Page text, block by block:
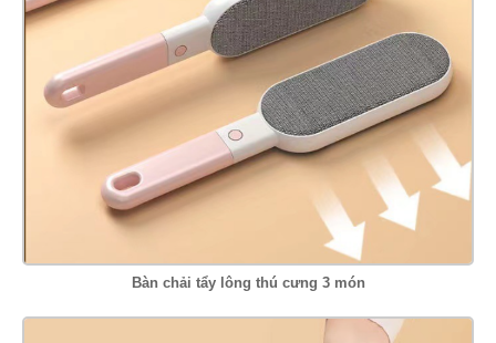
Bàn chải tẩy lông thú cưng 3 món